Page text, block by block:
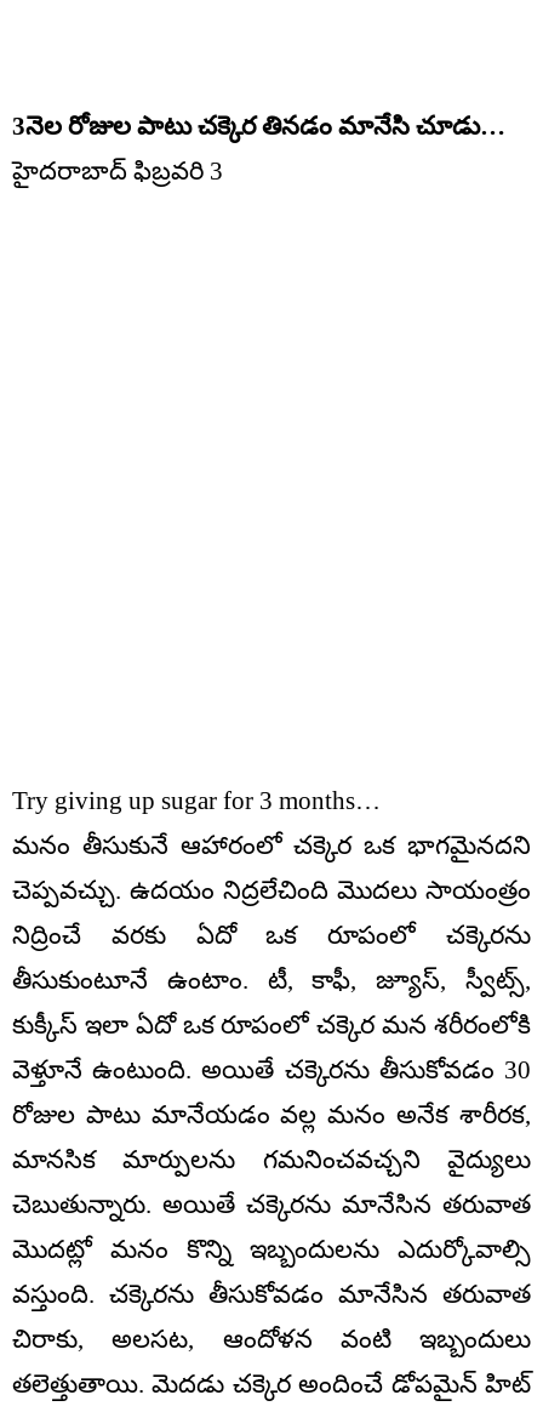
3నెల రోజుల పాటు చ‌క్కెర తిన‌డం మానేసి చూడు…
హైదరాబాద్ ఫిబ్రవరి 3
Try giving up sugar for 3 months…
మ‌నం తీసుకునే ఆహారంలో చ‌క్కెర ఒక భాగ‌మైన‌ద‌ని
చెప్ప‌వ‌చ్చు. ఉద‌యం నిద్ర‌లేచింది మొద‌లు సాయంత్రం
నిద్రించే వ‌ర‌కు ఏదో ఒక రూపంలో చ‌క్కెర‌ను
తీసుకుంటూనే ఉంటాం. టీ, కాఫీ, జ్యూస్, స్వీట్స్,
కుక్కీస్ ఇలా ఏదో ఒక రూపంలో చ‌క్కెర మ‌న శ‌రీరంలోకి
వెళ్తూనే ఉంటుంది. అయితే చ‌క్కెర‌ను తీసుకోవ‌డం 30
రోజుల పాటు మానేయ‌డం వ‌ల్ల మ‌నం అనేక శారీర‌క,
మాన‌సిక మార్పులను గ‌మ‌నించ‌వ‌చ్చ‌ని వైద్యులు
చెబుతున్నారు. అయితే చ‌క్కెర‌ను మానేసిన‌ త‌రువాత
మొద‌ట్లో మ‌నం కొన్ని ఇబ్బందుల‌ను ఎదుర్కోవాల్సి
వ‌స్తుంది. చ‌క్కెర‌ను తీసుకోవ‌డం మానేసిన త‌రువాత
చిరాకు, అల‌స‌ట‌, ఆందోళ‌న వంటి ఇబ్బందులు
త‌లెత్తుతాయి. మెద‌డు చ‌క్కెర అందించే డోప‌మైన్ హిట్